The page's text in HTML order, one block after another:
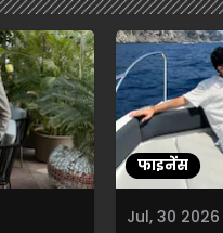
Jul, 30 2026
फाइनेंस